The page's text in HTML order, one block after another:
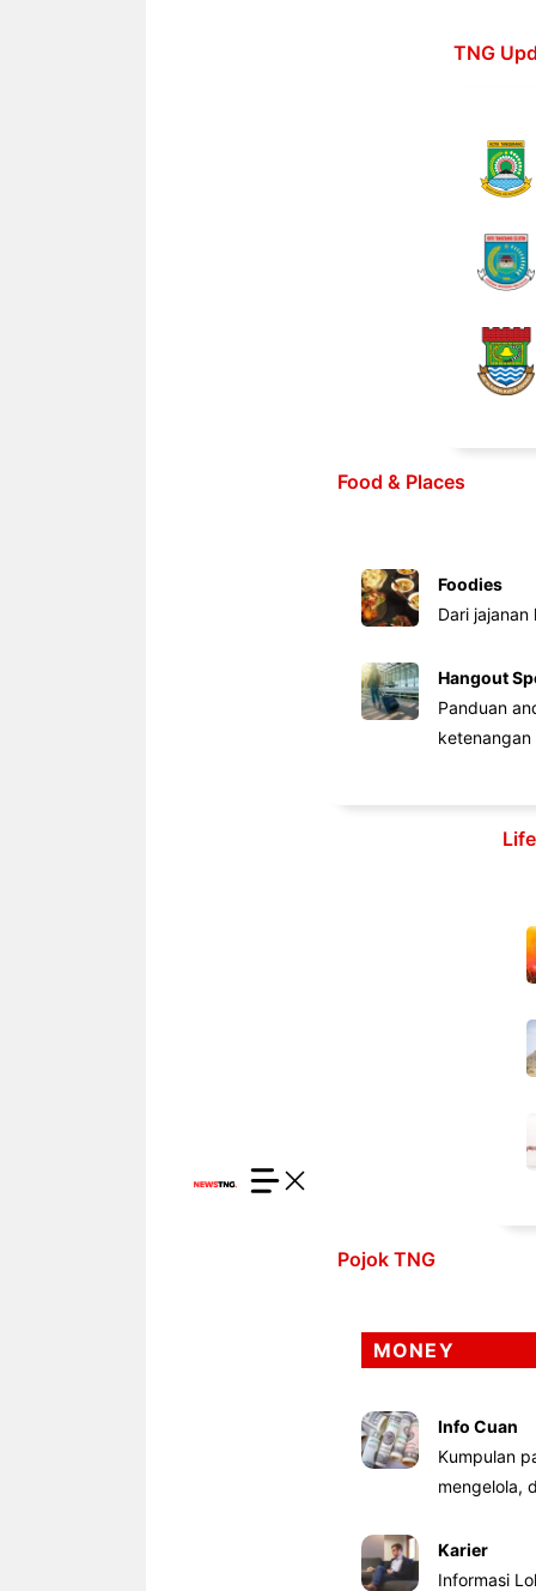
TNG
Food & Places
Foodies
Dari
Hangout
Panduan
ketenangan
Pojok TNG
MONEY
Info Cuan
Kumpulan
mengelola,
Karier
Informasi